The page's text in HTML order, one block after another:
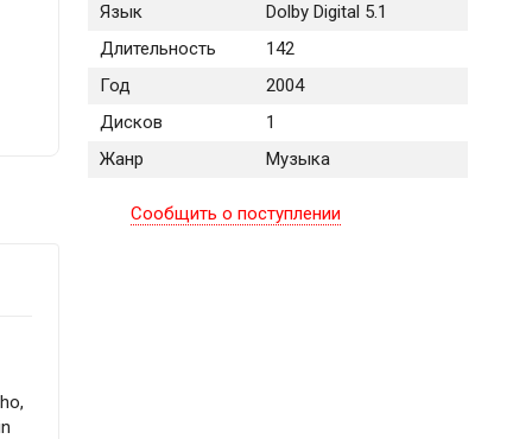
Язык
Dolby Digital 5.1
Длительность
142
Год
2004
Дисков
1
Жанр
Музыка
Сообщить о поступлении